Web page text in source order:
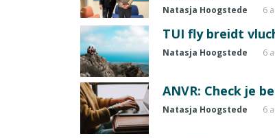
Natasja Hoogstede 6
TUI fly breidt
Natasja Hoogstede 6
ANVR: Check je
Natasja Hoogstede 6